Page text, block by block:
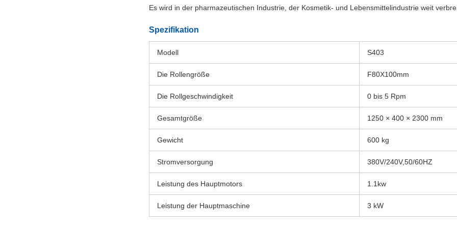
Es wird in der pharmazeutischen Industrie, der Kosmetik- und Lebensmittelindustrie weit
Spezifikation
Modell S403
Die Rollengröße F80X100mm
Die Rollgeschwindigkeit 0 bis 5 Rpm
Gesamtgröße 1250 × 400 × 2300 mm
Gewicht 600 kg
Stromversorgung 380V/240V,50/60HZ
Leistung des Hauptmotors 1.1kw
Leistung der Hauptmaschine 3 kW